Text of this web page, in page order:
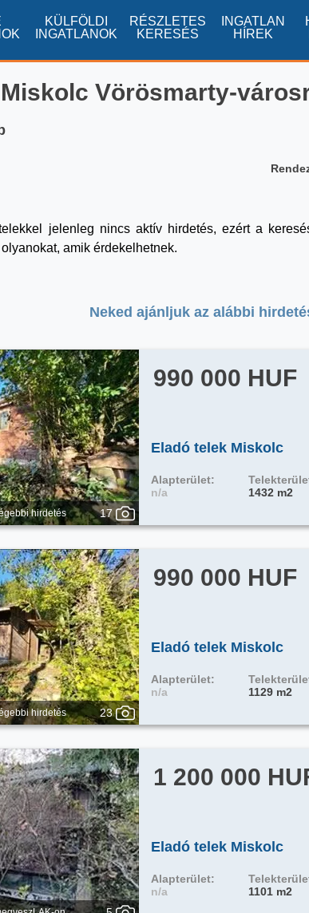
KÜLFÖLDI
INGATLANOK
RÉSZLETES
KERESÉS
INGATLAN
HÍREK
Vörösmarty-
jelenleg nincs aktív hirdetés, ezért a
amik érdekelhetnek.
Neked ajánljuk az alábbi
hirdetés 17
990 000 HUF
Eladó telek Miskolc
Alapterület:
n/a
1432 m2
hirdetés 23
990 000 HUF
Eladó telek Miskolc
Alapterület:
n/a
1129 m2
1 200 000
Eladó telek Miskolc
Alapterület:
n/a
1101 m2